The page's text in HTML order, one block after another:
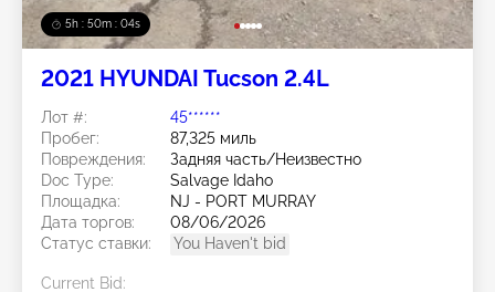
5h : 50m : 01s
2021 HYUNDAI Tucson 2.4L
Лот #:
45******
Пробег:
87,325 миль
Повреждения:
Задняя часть/Неизвестно
Doc Type:
Salvage Idaho
Площадка:
NJ - PORT MURRAY
Дата торгов:
08/06/2026
Статус ставки:
You Haven't bid
Current Bid: